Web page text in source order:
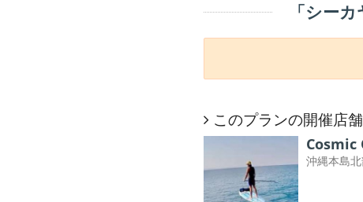
「シー
このプランの開催店舗
Cosmic
沖縄本島北